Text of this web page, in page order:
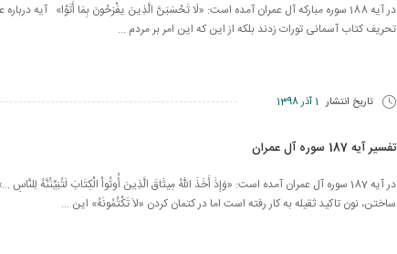
در آیه 188 سوره مبارکه آل عمران آمده است: «لَا تَحْسَبَنَّ الَّذِینَ یفْرَحُونَ بِمَا أَتَوْا» آیه
تحریف كتاب آسمانی تورات زدند بلكه از این كه این امر بر مردم ...
تاریخ انتشار 1 آذر 1398
تفسیر آیه 187 سوره آل عمران
در آیه 187 سوره آل عمران آمده است: «وَإِذَ أَخَذَ اللّهُ مِيثَاقَ الَّذِينَ أُوتُواْ الْكِتَابَ لَتُبَيِّنُنَّهُ
ساختن، نون تاکید ثقیله به کار رفته است اما در کتمان کردن «لاَ تَكْتُمُونَهُ» این ...